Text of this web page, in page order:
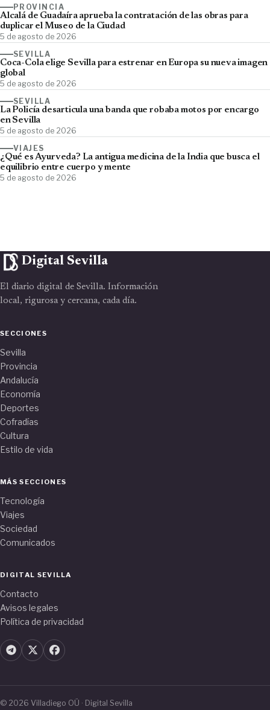
PROVINCIA
Alcalá de Guadaíra aprueba la contratación de las obras para
duplicar el Museo de la Ciudad
5 de agosto de 2026
SEVILLA
Coca-Cola elige Sevilla para estrenar en Europa su nueva imagen
global
5 de agosto de 2026
SEVILLA
La Policía desarticula una banda que robaba motos por encargo
en Sevilla
5 de agosto de 2026
VIAJES
¿Qué es Ayurveda? La antigua medicina de la India que busca el
equilibrio entre cuerpo y mente
5 de agosto de 2026
Digital Sevilla
El diario digital de Sevilla. Información
local, rigurosa y cercana, cada día.
SECCIONES
Sevilla
Provincia
Andalucía
Economía
Deportes
Cofradías
Cultura
Estilo de vida
MÁS SECCIONES
Tecnología
Viajes
Sociedad
Comunicados
DIGITAL SEVILLA
Contacto
Avisos legales
Política de privacidad
© 2026 Villadiego OÜ · Digital Sevilla